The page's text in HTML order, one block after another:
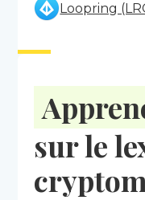
Loopring
sur le